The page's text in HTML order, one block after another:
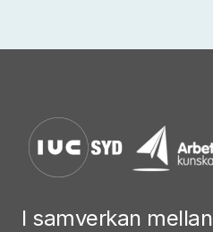
I samverkan mellan